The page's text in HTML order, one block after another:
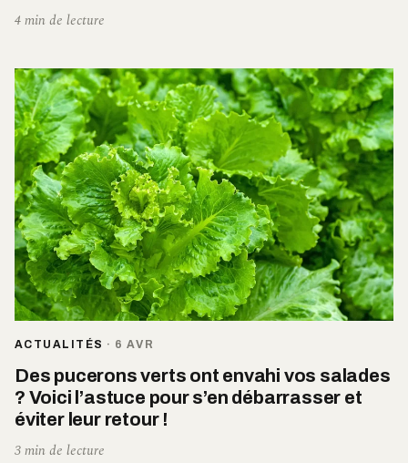
4 min de lecture
ACTUALITÉS · 6 AVR
Des pucerons verts ont envahi vos salades
? Voici l’astuce pour s’en débarrasser et
éviter leur retour !
3 min de lecture